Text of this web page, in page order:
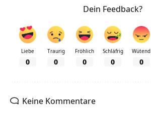
Dein Feedback?
Liebe
0
Traurig
0
Fröhlich
0
Schläfrig
0
Wütend
0
Keine Kommentare